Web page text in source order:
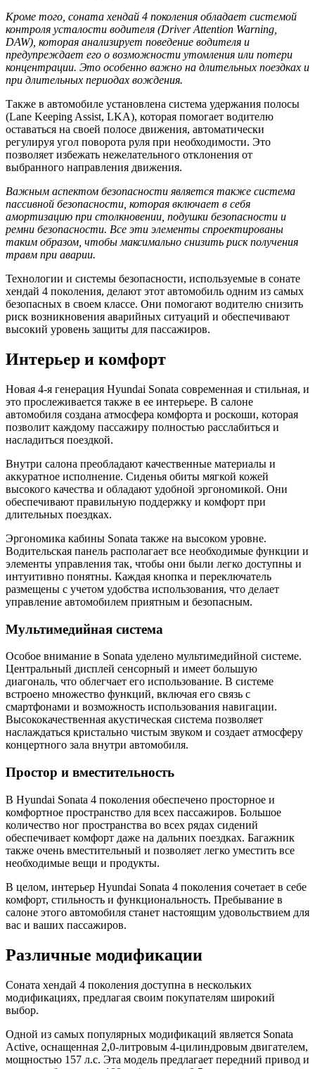
Кроме того, соната хендай 4 поколения обладает системой
контроля усталости водителя (Driver Attention Warning,
DAW), которая анализирует поведение водителя и
предупреждает его о возможности утомления или потери
концентрации. Это особенно важно на длительных поездках и
при длительных периодах вождения.
Также в автомобиле установлена система удержания полосы
(Lane Keeping Assist, LKA), которая помогает водителю
оставаться на своей полосе движения, автоматически
регулируя угол поворота руля при необходимости. Это
позволяет избежать нежелательного отклонения от
выбранного направления движения.
Важным аспектом безопасности является также система
пассивной безопасности, которая включает в себя
амортизацию при столкновении, подушки безопасности и
ремни безопасности. Все эти элементы спроектированы
таким образом, чтобы максимально снизить риск получения
травм при аварии.
Технологии и системы безопасности, используемые в сонате
хендай 4 поколения, делают этот автомобиль одним из самых
безопасных в своем классе. Они помогают водителю снизить
риск возникновения аварийных ситуаций и обеспечивают
высокий уровень защиты для пассажиров.
Интерьер и комфорт
Новая 4-я генерация Hyundai Sonata современная и стильная, и
это прослеживается также в ее интерьере. В салоне
автомобиля создана атмосфера комфорта и роскоши, которая
позволит каждому пассажиру полностью расслабиться и
насладиться поездкой.
Внутри салона преобладают качественные материалы и
аккуратное исполнение. Сиденья обиты мягкой кожей
высокого качества и обладают удобной эргономикой. Они
обеспечивают правильную поддержку и комфорт при
длительных поездках.
Эргономика кабины Sonata также на высоком уровне.
Водительская панель располагает все необходимые функции и
элементы управления так, чтобы они были легко доступны и
интуитивно понятны. Каждая кнопка и переключатель
размещены с учетом удобства использования, что делает
управление автомобилем приятным и безопасным.
Мультимедийная система
Особое внимание в Sonata уделено мультимедийной системе.
Центральный дисплей сенсорный и имеет большую
диагональ, что облегчает его использование. В системе
встроено множество функций, включая его связь с
смартфонами и возможность использования навигации.
Высококачественная акустическая система позволяет
наслаждаться кристально чистым звуком и создает атмосферу
концертного зала внутри автомобиля.
Простор и вместительность
В Hyundai Sonata 4 поколения обеспечено просторное и
комфортное пространство для всех пассажиров. Большое
количествo ног пространства во всех рядах сидений
обеспечивает комфорт даже на дальних поездках. Багажник
также очень вместительный и позволяет легко уместить все
необходимые вещи и продукты.
В целом, интерьер Hyundai Sonata 4 поколения сочетает в себе
комфорт, стильность и функциональность. Пребывание в
салоне этого автомобиля станет настоящим удовольствием для
вас и ваших пассажиров.
Различные модификации
Соната хендай 4 поколения доступна в нескольких
модификациях, предлагая своим покупателям широкий
выбор.
Одной из самых популярных модификаций является Sonata
Active, оснащенная 2,0-литровым 4-цилиндровым двигателем,
мощностью 157 л.с. Эта модель предлагает передний привод и